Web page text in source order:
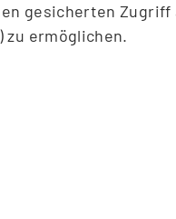
gesicherten
ermöglichen.
Zugangs- und